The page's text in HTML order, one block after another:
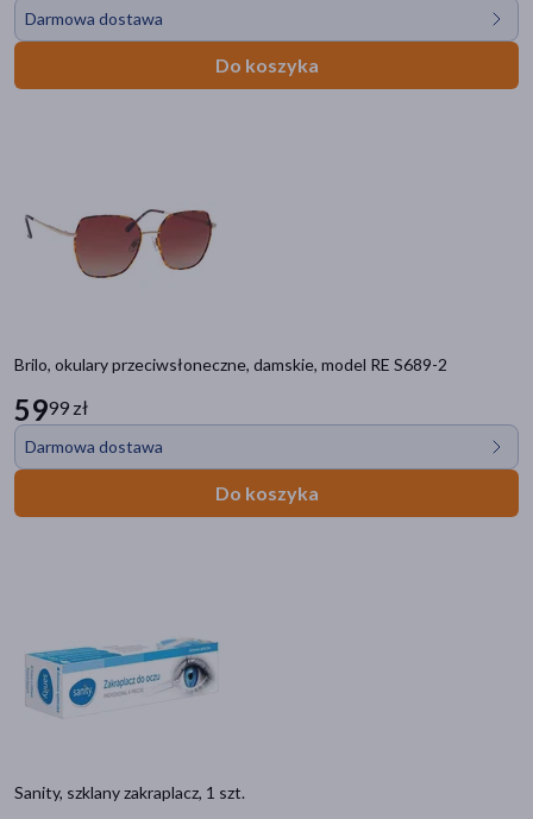
Darmowa dostawa
Do koszyka
Brilo, okulary przeciwsłoneczne, damskie, model RE S689-2
5999 zł
Darmowa dostawa
Do koszyka
Sanity, szklany zakraplacz, 1 szt.